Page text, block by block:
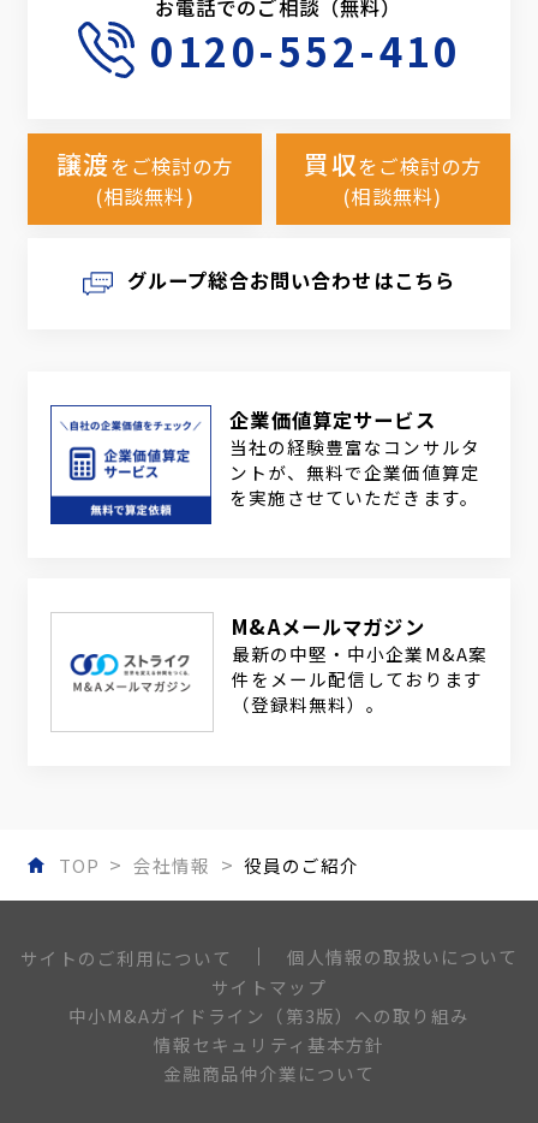
お電話でのご相談（無料）
0120-552-410
譲渡をご検討の方
(相談無料)
買収をご検討の方
(相談無料)
グループ総合お問い合わせはこちら
企業価値算定サービス
当社の経験豊富なコンサルタ
ントが、無料で企業価値算定
を実施させていただきます。
M&Aメールマガジン
最新の中堅・中小企業M&A案
件をメール配信しております
（登録料無料）。
TOP 会社情報 役員のご紹介
サイトのご利用について
個人情報の取扱いについて
サイトマップ
中小M&Aガイドライン（第3版）への取り組み
情報セキュリティ基本方針
金融商品仲介業について